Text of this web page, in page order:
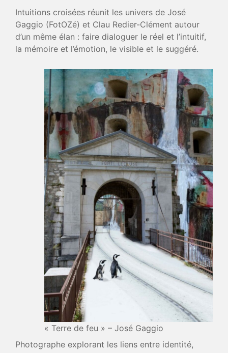
Intuitions croisées réunit les univers de José
Gaggio (FotOZé) et Clau Redier-Clément autour
d’un même élan : faire dialoguer le réel et l’intuitif,
la mémoire et l’émotion, le visible et le suggéré.
« Terre de feu » – José Gaggio
Photographe explorant les liens entre identité,